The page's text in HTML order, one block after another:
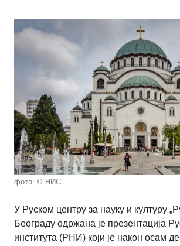
фото: © НИС
У Руском центру за науку и културу
Београду одржана је презентација
института (РНИ) који је након осам